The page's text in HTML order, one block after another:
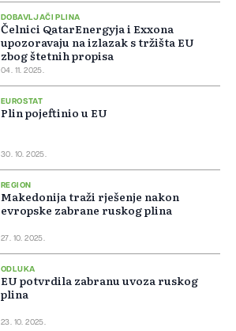
DOBAVLJAČI PLINA
Čelnici QatarEnergyja i Exxona
upozoravaju na izlazak s tržišta EU
zbog štetnih propisa
04. 11. 2025.
EUROSTAT
Plin pojeftinio u EU
30. 10. 2025.
REGION
Makedonija traži rješenje nakon
evropske zabrane ruskog plina
27. 10. 2025.
ODLUKA
EU potvrdila zabranu uvoza ruskog
plina
23. 10. 2025.